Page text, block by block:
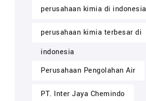
perusahaan kimia di indonesia
perusahaan kimia terbesar di
indonesia
Perusahaan Pengolahan Air
PT. Inter Jaya Chemindo